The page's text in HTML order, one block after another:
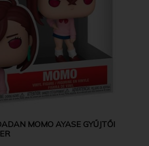
MOMO AYASE GYŰJTŐI